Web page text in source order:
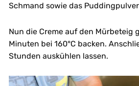
Schmand sowie das
Nun die Creme auf den Mürbeteig
Minuten bei 160°C backen.
Stunden auskühlen lassen.